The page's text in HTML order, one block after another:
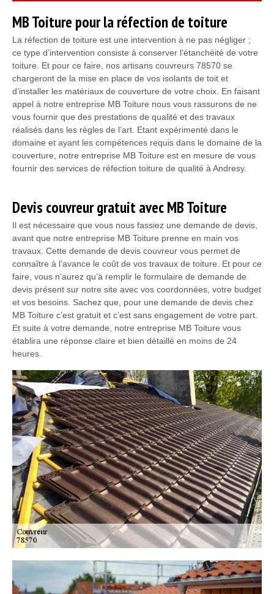
MB Toiture pour la réfection de toiture
La réfection de toiture est une intervention à ne pas négliger ;
ce type d’intervention consiste à conserver l’étanchéité de votre
toiture. Et pour ce faire, nos artisans couvreurs 78570 se
chargeront de la mise en place de vos isolants de toit et
d’installer les matériaux de couverture de votre choix. En faisant
appel à notre entreprise MB Toiture nous vous rassurons de ne
vous fournir que des prestations de qualité et des travaux
réalisés dans les règles de l’art. Etant expérimenté dans le
domaine et ayant les compétences requis dans le domaine de la
couverture, notre entreprise MB Toiture est en mesure de vous
fournir des services de réfection toiture de qualité à Andresy.
Devis couvreur gratuit avec MB Toiture
Il est nécessaire que vous nous fassiez une demande de devis,
avant que notre entreprise MB Toiture prenne en main vos
travaux. Cette demande de devis couvreur vous permet de
connaître à l’avance le coût de vos travaux de toiture. Et pour ce
faire, vous n’aurez qu’à remplir le formulaire de demande de
devis présent sur notre site avec vos coordonnées, votre budget
et vos besoins. Sachez que, pour une demande de devis chez
MB Toiture c’est gratuit et c’est sans engagement de votre part.
Et suite à votre demande, notre entreprise MB Toiture vous
établira une réponse claire et bien détaillé en moins de 24
heures.